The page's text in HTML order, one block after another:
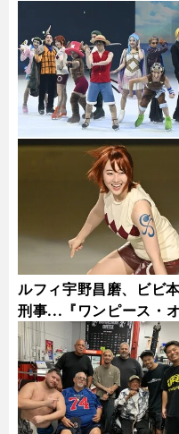
ルフィ宇野昌磨、ビビ
刑事...『ワンピース・
ギャラリー